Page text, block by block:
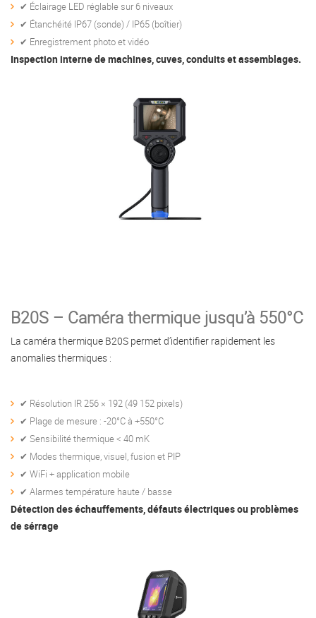
✔ Éclairage LED réglable sur 6 niveaux
✔ Étanchéité IP67 (sonde) / IP65 (boîtier)
✔ Enregistrement photo et vidéo
Inspection interne de machines, cuves, conduits et assemblages.
B20S – Caméra thermique jusqu’à 550°C
La caméra thermique B20S permet d’identifier rapidement les
anomalies thermiques :
✔ Résolution IR 256 × 192 (49 152 pixels)
✔ Plage de mesure : -20°C à +550°C
✔ Sensibilité thermique < 40 mK
✔ Modes thermique, visuel, fusion et PIP
✔ WiFi + application mobile
✔ Alarmes température haute / basse
Détection des échauffements, défauts électriques ou problèmes
de sérrage